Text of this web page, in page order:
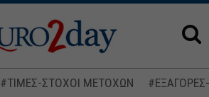
#ΤΙΜΕΣ-ΣΤΟΧΟΙ ΜΕΤΟΧΩΝ